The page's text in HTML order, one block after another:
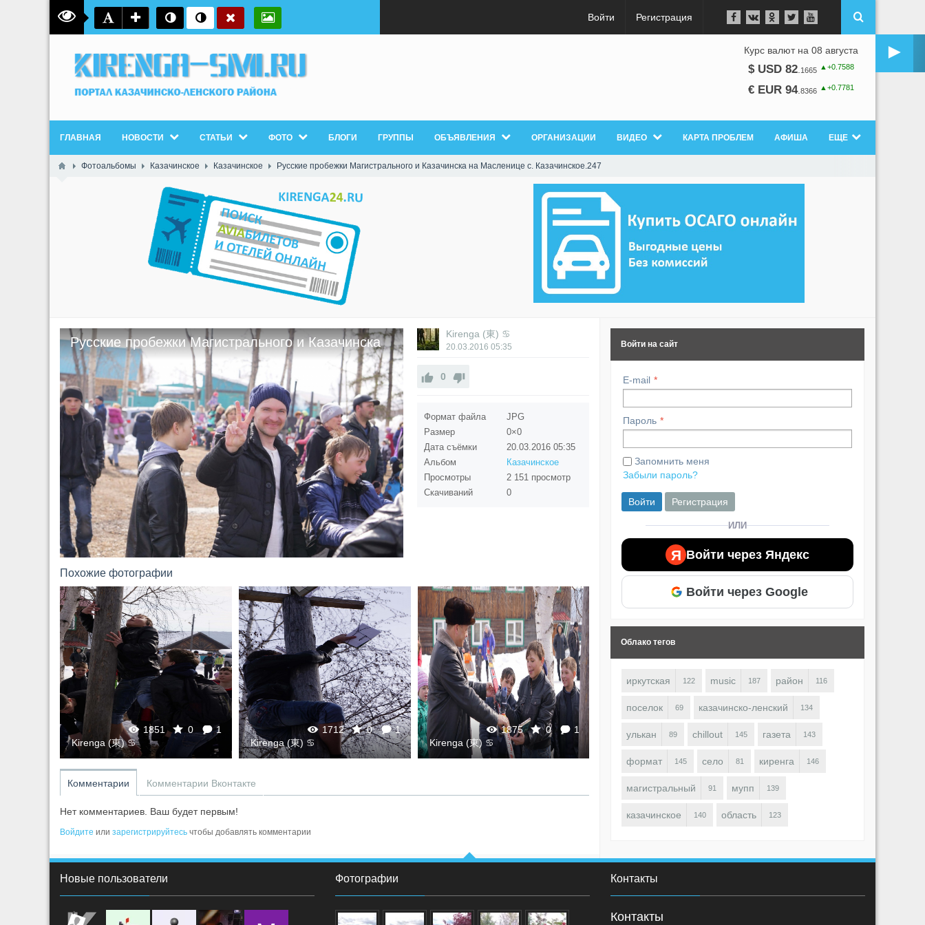
Войти Регистрация
►
Курс валют на 08 августа
$ USD 82 1665 ▲+0.7588
€ EUR 94. 8366 ▲+0.7781
ГЛАВНАЯ НОВОСТИ СТАТЬИ ФОТО БЛОГИ ГРУППЫ ОБЪЯВЛЕНИЯ ОРГАНИЗАЦИИ ВИДЕО КАРТА ПРОБЛЕМ АФИША ЕЩЕ
Фотоальбомы Казачинское Казачинское Русские пробежки Магистрального и Казачинска на Масленице с. Казачинское.247
Русские пробежки Магистрального и Казачинска
на Масленице с. Казачинское.247
Kirenga (東) ♋
20.03.2016 05:35
0
Формат файла
JPG
Размер
0×0
Дата съёмки
20.03.2016 05:35
Альбом
Казачинское
Просмотры
2 151 просмотр
Скачиваний
0
Похожие фотографии
1851 0
1
Kirenga (東) ♋
1712 0
1
Kirenga (東) ♋
1875 0
1
Kirenga (東) ♋
1898
Kirenga (東) ♋
Комментарии Комментарии Вконтакте
Нет комментариев. Ваш будет первым!
Войдите или зарегистрируйтесь чтобы добавлять комментарии
Войти на сайт
E-mail
Пароль
Запомнить меня
Забыли пароль?
Войти Регистрация
ИЛИ
Я Войти через Яндекс
Войти через Google
Облако тегов
иркутская 122 music 187 район 116
поселок 69 казачинско-ленский 134
улькан 89 chillout 145 газета 143
формат 145 село 81 киренга 146
магистральный 91 мупп 139
казачинское 140 область 123
Новые пользователи Фотографии Контакты
Контакты